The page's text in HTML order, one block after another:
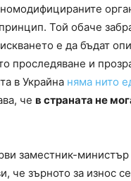
Той обаче
е да бъдат
проследяване и
в Украйна няма нито
че в страната не
заместник-
че зърното за износ